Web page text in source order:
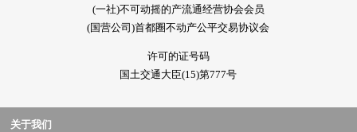
(一社)不可动摇的产流通经营协会会员
(国营公司)首都圈不动产公平交易协议会
许可的证号码
国土交通大臣(15)第777号
关于我们